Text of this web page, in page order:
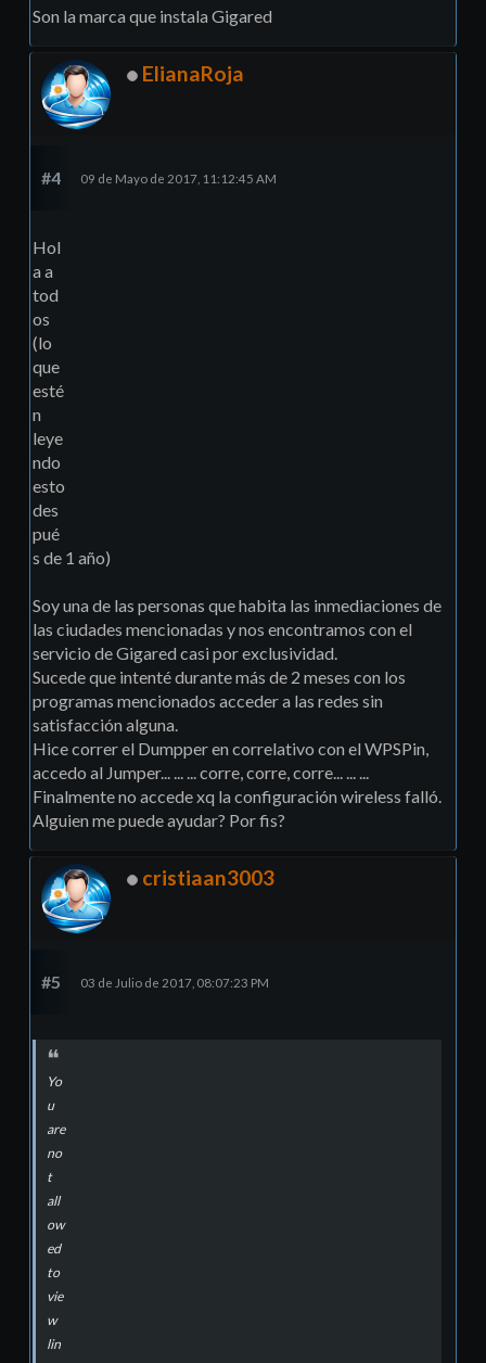
Son la marca que instala Gigared
ElianaRoja
#4 09 de Mayo de 2017, 11:12:45 AM
Hol
a a
tod
os
(lo
que
esté
n
leye
ndo
esto
des
pué
s de 1 año)
Soy una de las personas que habita las inmediaciones de
las ciudades mencionadas y nos encontramos con el
servicio de Gigared casi por exclusividad.
Sucede que intenté durante más de 2 meses con los
programas mencionados acceder a las redes sin
satisfacción alguna.
Hice correr el Dumpper en correlativo con el WPSPin,
accedo al Jumper... ... ... corre, corre, corre... ... ...
Finalmente no accede xq la configuración wireless falló.
Alguien me puede ayudar? Por fis?
cristiaan3003
#5 03 de Julio de 2017, 08:07:23 PM
Yo
u
are
no
t
all
ow
ed
to
vie
w
lin